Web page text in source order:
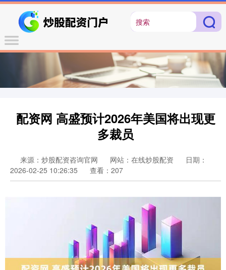
配资网 高盛预计2026年美国将出现更
多裁员
来源：炒股配资咨询官网 网站：在线炒股配资
日期：
2026-02-25 10:26:35
查看：207